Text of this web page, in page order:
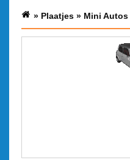
» Plaatjes » Mini Autos